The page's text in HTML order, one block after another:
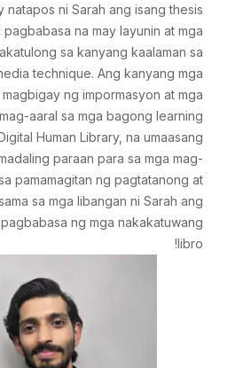
natapos ni Sarah ang isang thesis
na may layunin at mga
sa kanyang kaalaman sa
technique. Ang kanyang mga
ng impormasyon at mga
aaral sa mga bagong learning
Human Library, na umaasang
paraan para sa mga mag-
pamamagitan ng pagtatanong at
sa mga libangan ni Sarah ang
ng mga nakakatuwang
libro!